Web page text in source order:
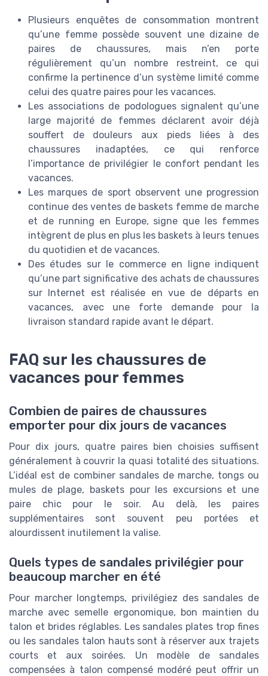
Plusieurs enquêtes de consommation montrent
qu’une femme possède souvent une dizaine de
paires de chaussures, mais n’en porte
régulièrement qu’un nombre restreint, ce qui
confirme la pertinence d’un système limité comme
celui des quatre paires pour les vacances.
Les associations de podologues signalent qu’une
large majorité de femmes déclarent avoir déjà
souffert de douleurs aux pieds liées à des
chaussures inadaptées, ce qui renforce
l’importance de privilégier le confort pendant les
vacances.
Les marques de sport observent une progression
continue des ventes de baskets femme de marche
et de running en Europe, signe que les femmes
intègrent de plus en plus les baskets à leurs tenues
du quotidien et de vacances.
Des études sur le commerce en ligne indiquent
qu’une part significative des achats de chaussures
sur Internet est réalisée en vue de départs en
vacances, avec une forte demande pour la
livraison standard rapide avant le départ.
FAQ sur les chaussures de
vacances pour femmes
Combien de paires de chaussures
emporter pour dix jours de vacances
Pour dix jours, quatre paires bien choisies suffisent
généralement à couvrir la quasi totalité des situations.
L’idéal est de combiner sandales de marche, tongs ou
mules de plage, baskets pour les excursions et une
paire chic pour le soir. Au delà, les paires
supplémentaires sont souvent peu portées et
alourdissent inutilement la valise.
Quels types de sandales privilégier pour
beaucoup marcher en été
Pour marcher longtemps, privilégiez des sandales de
marche avec semelle ergonomique, bon maintien du
talon et brides réglables. Les sandales plates trop fines
ou les sandales talon hauts sont à réserver aux trajets
courts et aux soirées. Un modèle de sandales
compensées à talon compensé modéré peut offrir un